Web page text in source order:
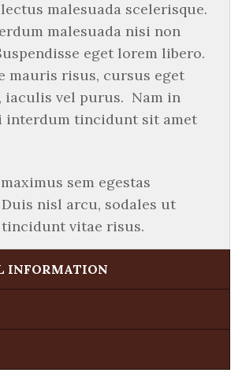
malesuada scelerisque.
malesuada nisi non
eget lorem libero.
mauris risus, cursus eget
iaculis vel purus. Nam in
interdum tincidunt sit amet
sem egestas
nisl arcu, sodales ut
vitae risus.
INFORMATION